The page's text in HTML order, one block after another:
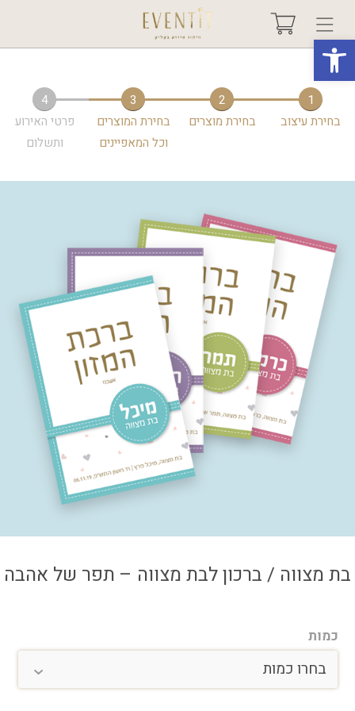
פתח סרגל נגישות
בחר אירוע +
שאלות ותשובות
גלריות
מיוחדים
צור קשר
איזור אישי
1
בחירת עיצוב
2
בחירת מוצרים
3
בחירת המוצרים
וכל המאפיינים
4
פרטי האירוע
ותשלום
בת מצווה / ברכון לבת מצווה – תפר של אהבה
כמות
בחרו כמות
בחרו כמות